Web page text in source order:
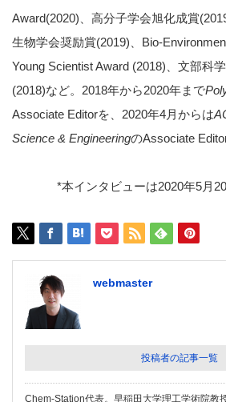
Award(2020)、高分子学会旭化成賞
生物学会奨励賞(2019)、Bio-
Young Scientist Award (2018)、文部科
(2018)など。2018年から2020年まで
Associate Editorを、2020年4月からは
Science & EngineeringのAssociate
*本インタビューは2020年5月
webmaster
投稿者の記事一覧
Chem-Station代表。早稲田大学理工学術院教